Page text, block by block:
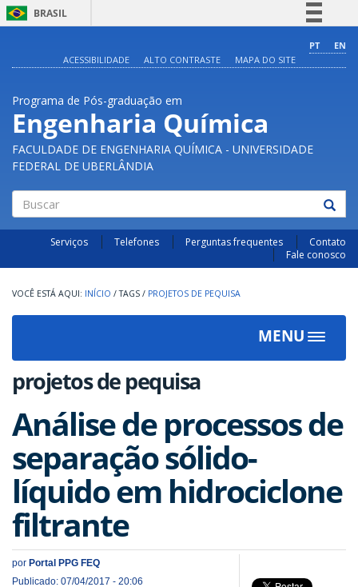
BRASIL
Comunica BR
Acesso à informação
Legislação
PT
EN
ACESSIBILIDADE
ALTO CONTRASTE MAPA DO SITE
Programa de Pós-graduação em
Engenharia Química
FACULDADE DE ENGENHARIA QUÍMICA - UNIVERSIDADE
FEDERAL DE UBERLÂNDIA
Buscar
Serviços Telefones Perguntas frequentes
Contato
Fale conosco
INÍCIO / TAGS / PROJETOS DE PEQUISA
MENU
Toggle
projetos de pequisa
Análise de processos de
separação sólido-
líquido em hidrociclone
filtrante
por Portal PPG FEQ
Publicado: 07/04/2017 - 20:06